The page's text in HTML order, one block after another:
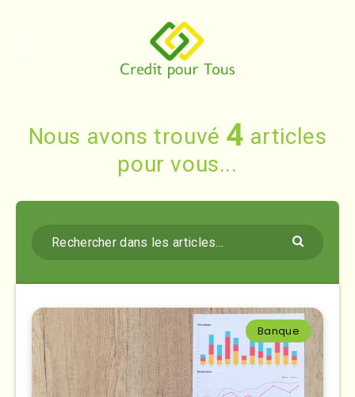
Nous avons trouvé 4 articles
pour vous...
Banque